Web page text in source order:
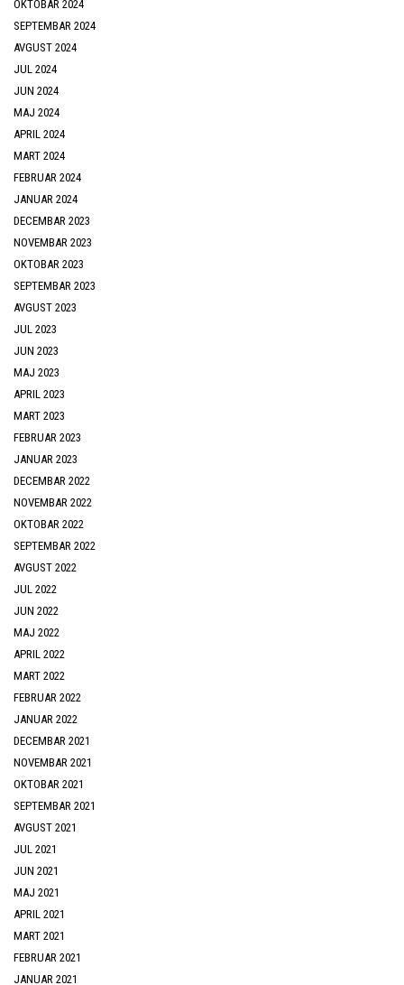
OKTOBAR 2024
SEPTEMBAR 2024
AVGUST 2024
JUL 2024
JUN 2024
MAJ 2024
APRIL 2024
MART 2024
FEBRUAR 2024
JANUAR 2024
DECEMBAR 2023
NOVEMBAR 2023
OKTOBAR 2023
SEPTEMBAR 2023
AVGUST 2023
JUL 2023
JUN 2023
MAJ 2023
APRIL 2023
MART 2023
FEBRUAR 2023
JANUAR 2023
DECEMBAR 2022
NOVEMBAR 2022
OKTOBAR 2022
SEPTEMBAR 2022
AVGUST 2022
JUL 2022
JUN 2022
MAJ 2022
APRIL 2022
MART 2022
FEBRUAR 2022
JANUAR 2022
DECEMBAR 2021
NOVEMBAR 2021
OKTOBAR 2021
SEPTEMBAR 2021
AVGUST 2021
JUL 2021
JUN 2021
MAJ 2021
APRIL 2021
MART 2021
FEBRUAR 2021
JANUAR 2021